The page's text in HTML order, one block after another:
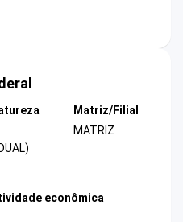
Matriz/Filial
MATRIZ
econômica